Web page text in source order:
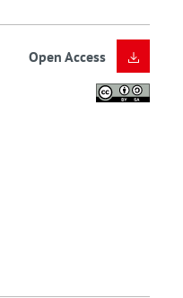
Open Access